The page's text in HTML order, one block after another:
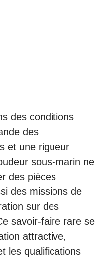
des conditions
des
et une rigueur
sous-marin ne
des pièces
des missions de
sur des
savoir-faire rare se
attractive,
les qualifications